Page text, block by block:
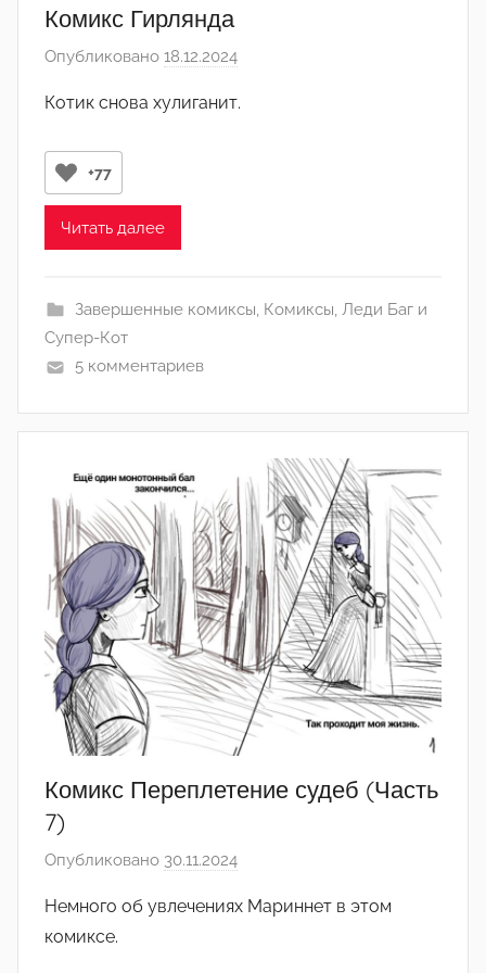
Комикс Гирлянда
Опубликовано 18.12.2024
т
s
a
Котик снова хулиганит.
+77
Читать далее
Завершенные комиксы, Комиксы, Леди Баг и
Супер-Кот
5 комментариев
Комикс Переплетение судеб (Часть
7)
Опубликовано 30.11.2024
т
Немного об увлечениях Мариннет в этом
комиксе.